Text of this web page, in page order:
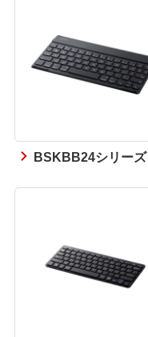
BSKBB24シリーズ